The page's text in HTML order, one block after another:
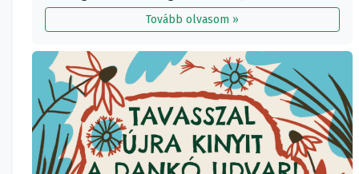
Tovább olvasom »